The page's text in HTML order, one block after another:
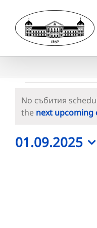
content
Събития
for
01.09.2025
г.
Notice
No събития
the next upcoming
01.09.2025